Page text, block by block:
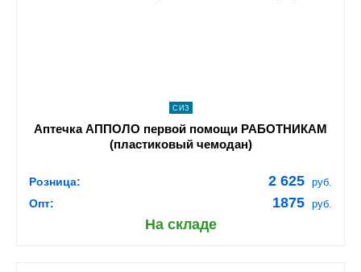
СИЗ
Аптечка АППОЛО первой помощи РАБОТНИКАМ
(пластиковый чемодан)
Розница: 2 625 руб.
Опт: 1875 руб.
На складе